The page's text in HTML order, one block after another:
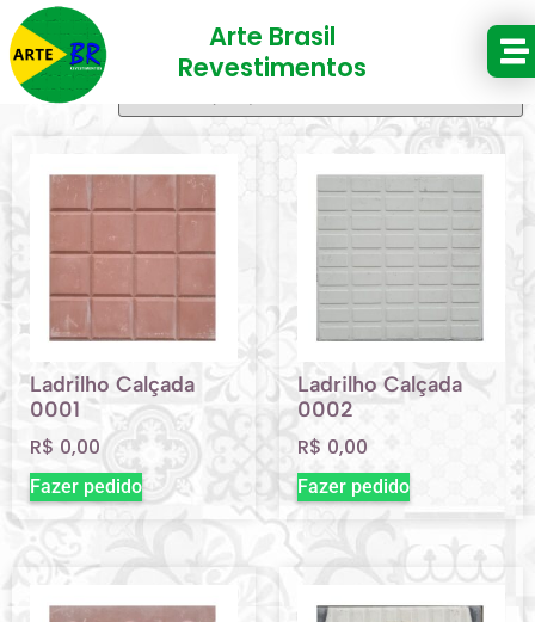
Arte Brasil
Revestimentos
Mostrando todos os 9 resultados
Ladrilho Calçada
0001
R$ 0,00
Fazer pedido
Ladrilho Calçada
0002
R$ 0,00
Fazer pedido